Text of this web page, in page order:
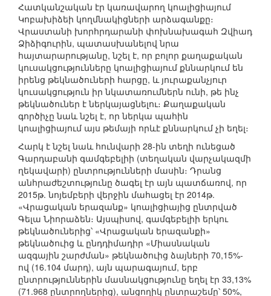
Հատկանշական էր կառավարող կոալիցիայում
Կոբախիձեի կողմնակիցների արձագանքը։
Վրաստանի խորհրդարանի փոխնախագահ Զվիադ
Ձիձիգուրին, պատասխանելով նրա
հայտարարությանը, նշել է, որ բոլոր քաղաքական
կուսակցությունները կոալիցիայում քննարկում են
իրենց թեկնածուների հարցը, և յուրաքանչյուր
կուսակցություն իր նկատառումներն ունի, թե ինչ
թեկնածուներ է ներկայացնելու։ Քաղաքական
գործիչը նաև նշել է, որ ներկա պահին
կոալիցիայում այս թեմայի որևէ քննարկում չի եղել։
Հարկ է նշել նաև հունվարի 28-ին տեղի ունեցած
Գարդաբանի գամգեբելիի (տեղական վարչակազմի
ղեկավարի) ընտրությունների մասին։ Դրանց
անհրաժեշտությունը ծագել էր այն պատճառով, որ
2015թ. նոյեմբերի վերջին մահացել էր 2014թ.
«Վրացական երազանք» կոալիցիայից ընտրված
Գելա Նիորաձեն։ Այսպիսով, գամգեբելիի երկու
թեկնածուներից՝ «Վրացական երազանքի»
թեկնածուից և ընդդիմադիր «Միասնական
ազգային շարժման» թեկնածուից ձայների 70,15%-
ով (16.104 մարդ), այն պարագայում, երբ
ընտրություններին մասնակցությունը եղել էր 33,13%
(71.968 ընտրողներից), անցողիկ ընտրաշեմը՝ 50%,